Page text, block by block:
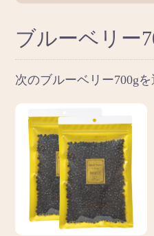
ブルーベリー
次のブルーベリー700gを